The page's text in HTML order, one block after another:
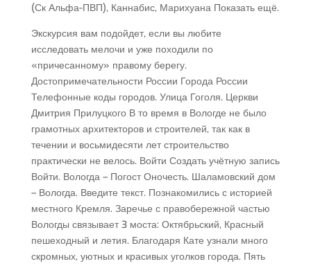
(Ск Альфа-ПВП), Каннабис, Марихуана Показать ещё.
Экскурсия вам подойдет, если вы любите
исследовать мелочи и уже походили по
«причесанному» правому берегу.
Достопримечательности России Города России
Телефонные коды городов. Улица Гоголя. Церкви
Дмитрия Прилуцкого В то время в Вологде не было
грамотных архитекторов и строителей, так как в
течении и восьмидесяти лет строительство
практически не велось. Войти Создать учётную запись
Войти. Вологда – Погост Оночесть. Шаламовский дом
– Вологда. Введите текст. Познакомились с историей
местного Кремля. Заречье с правобережной частью
Вологды связывает 3 моста: Октябрьский, Красный
пешеходный и летия. Благодаря Кате узнали много
скромных, уютных и красивых уголков города. Пять